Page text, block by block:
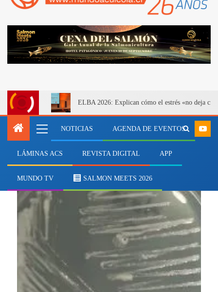
ELBA 2026: Explican cómo el estrés «no deja
NOTICIAS AGENDA DE EVENTOS
LÁMINAS ACS REVISTA DIGITAL APP
MUNDO TV SALMON MEETS 2026
brote